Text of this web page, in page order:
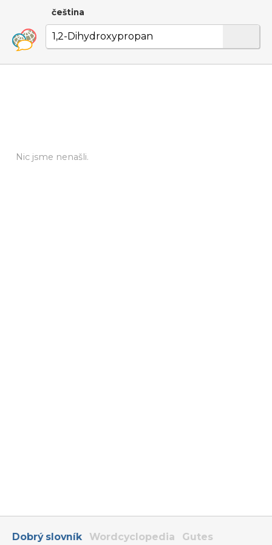
čeština
Nic jsme nenašli.
Dobrý slovník Wordcyclopedia Gutes